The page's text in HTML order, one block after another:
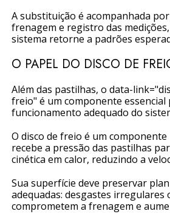
A substituição é acompanhada
frenagem e registro das
sistema retorne a padrões
O PAPEL DO DISCO DE
Além das pastilhas, o data-
freio" é um componente essencial
funcionamento adequado do
O disco de freio é um componente
recebe a pressão das pastilhas
cinética em calor, reduzindo a
Sua superfície deve preservar
adequadas: desgastes irregulares
comprometem a frenagem e